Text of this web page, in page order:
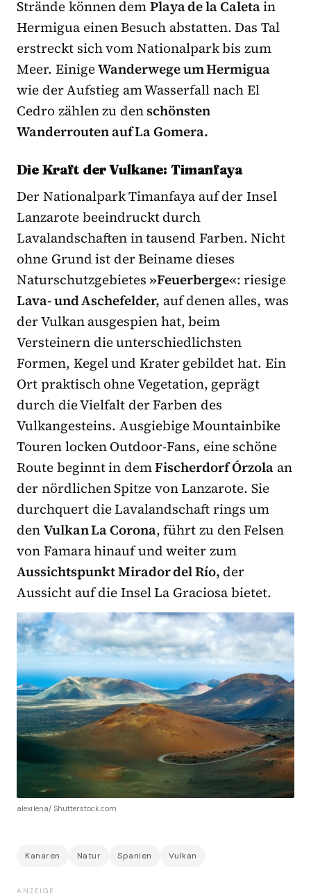
Strände können demPlaya de la Caletain
Hermigua einen Besuch abstatten. Das Tal
erstreckt sich vom Nationalpark bis zum
Meer. EinigeWanderwegeum Hermigua
wie der Aufstieg am Wasserfall nach El
Cedro zählen zu denschönsten
Wanderrouten auf La Gomera.
Die Kraft der Vulkane: Timanfaya
Der Nationalpark Timanfaya auf der Insel
Lanzarote beeindruckt durch
Lavalandschaften in tausend Farben. Nicht
ohne Grund ist der Beiname dieses
Naturschutzgebietes »Feuerberge«: riesige
Lava- und Aschefelder, auf denen alles, was
der Vulkan ausgespien hat, beim
Versteinern die unterschiedlichsten
Formen, Kegel und Krater gebildet hat. Ein
Ort praktisch ohne Vegetation, geprägt
durch die Vielfalt der Farben des
Vulkangesteins. Ausgiebige Mountainbike
Touren locken Outdoor-Fans, eine schöne
Route beginnt in demFischerdorf Órzola an
der nördlichen Spitze von Lanzarote. Sie
durchquert die Lavalandschaft rings um
denVulkan La Corona, führt zu den Felsen
von Famara hinauf und weiter zum
Aussichtspunkt Mirador del Río, der
Aussicht auf die Insel La Graciosa bietet.
alexilena/ Shutterstock.com
Kanaren Natur Spanien Vulkan
ANZEIGE